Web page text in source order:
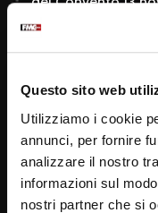
Questo sito web
Utilizziamo i cookie
annunci, per fornire
analizzare il nostro
informazioni sul
nostri partner che si